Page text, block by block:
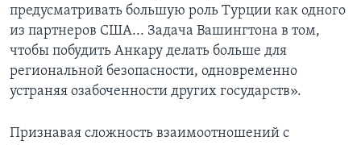
предусматривать большую роль Турции как одного
из партнеров США... Задача Вашингтона в том,
чтобы побудить Анкару делать больше для
региональной безопасности, одновременно
устраняя озабоченности других государств».
Признавая сложность взаимоотношений с